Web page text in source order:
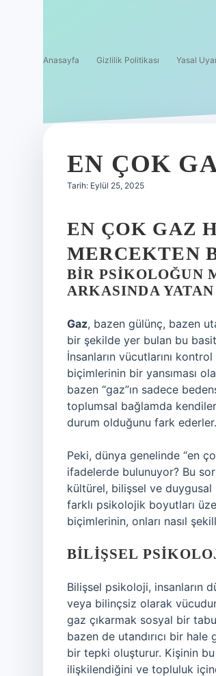
Anasayfa Gizlilik Politikası Yasal
EN ÇOK
Tarih: Eylül 25, 2025
EN ÇOK GAZ
MERCEKTEN
BIR PSIKOLOĞUN
ARKASINDA
Gaz, bazen gülünç, bazen
bir şekilde yer bulan bu
İnsanların vücutlarını
biçimlerinin bir yansıması
bazen “gaz”ın sadece
toplumsal bağlamda
durum olduğunu fark ederler.
Peki, dünya genelinde “en
ifadelerde bulunuyor? Bu
kültürel, bilişsel ve duygusal
farklı psikolojik boyutları
biçimlerinin, onları nasıl
BILIŞSEL
Bilişsel psikoloji, insanların
veya bilinçsiz olarak
gaz çıkarmak sosyal bir
bazen de utandırıcı bir hale
bir tepki oluşturur. Kişinin
ilişkilendiğini ve topluluk